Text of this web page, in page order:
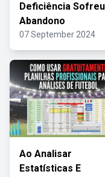
Deficiência Sofreu
Abandono
07 September 2024
Ao Analisar
Estatísticas E